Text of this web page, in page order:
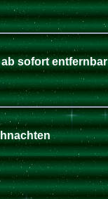
sofort entfernbar